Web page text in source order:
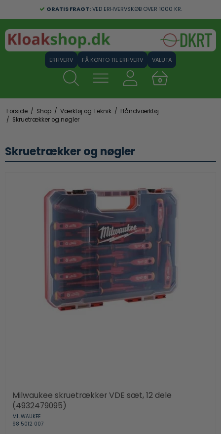
GRATIS FRAGT:VED ERHVERVSKØB OVER 1000 KR.
FÅ KONTO TIL ERHVERV VALUTA
0
Forside / Shop / Værktøj og Teknik / Håndværktøj
/ Skruetrækker og nøgler
Skruetrækker og nøgler
Milwaukee skruetrækker VDE sæt, 12 dele
(4932479095)
MILWAUKEE
98 5012 007